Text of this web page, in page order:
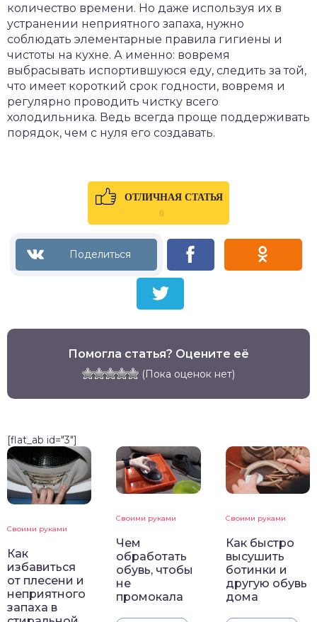
количество времени. Но даже используя их в
устранении неприятного запаха, нужно
соблюдать элементарные правила гигиены и
чистоты на кухне. А именно: вовремя
выбрасывать испортившуюся еду, следить за той,
что имеет короткий срок годности, вовремя и
регулярно проводить чистку всего
холодильника. Ведь всегда проще поддерживать
порядок, чем с нуля его создавать.
ОТЛИЧНАЯ СТАТЬЯ
0
Помогла статья? Оцените её
(Пока оценок нет)
[flat_ab id="3"]
Своими руками
Как
избавиться
от плесени и
неприятного
запаха в
Своими руками
Чем
обработать
обувь, чтобы
не
промокала
Своими руками
Как быстро
высушить
ботинки и
другую обувь
дома